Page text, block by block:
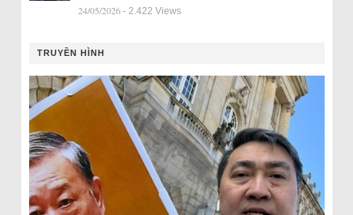
24/05/2026 - 2.422 Views
TRUYỀN HÌNH